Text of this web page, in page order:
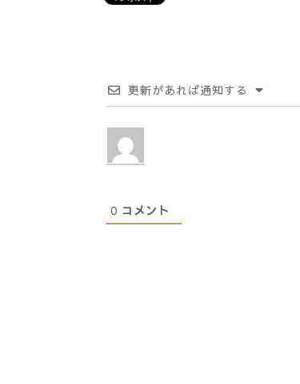
更新があれば通知する
0 コメント